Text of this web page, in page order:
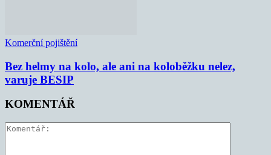
Komerční pojištění
Bez helmy na kolo, ale ani na koloběžku nelez,
varuje BESIP
KOMENTÁŘ